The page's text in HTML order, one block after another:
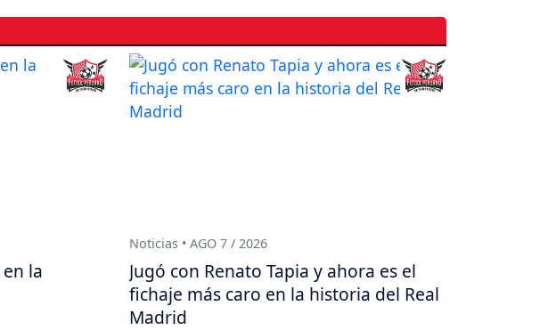
la
Noticias • AGO 7 / 2026
Jugó con Renato Tapia y ahora es el
fichaje más caro en la historia del Real
Madrid